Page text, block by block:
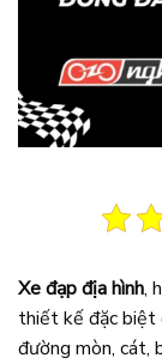
Xe đạp địa hình,
thiết kế đặc biệt
đường mòn, cát,